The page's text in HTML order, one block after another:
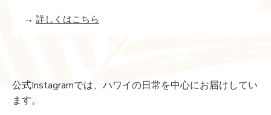
→ 詳しくはこちら
公式Instagramでは、ハワイの日常を中心にお届けしてい
ます。